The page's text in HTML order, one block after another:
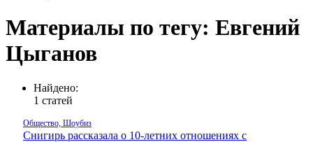
Материалы по тегу: Евгений
Цыганов
Найдено:
1 статей
Общество, Шоубиз
Снигирь рассказала о 10-летних отношениях с